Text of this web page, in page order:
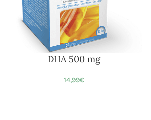
DHA 500 mg
14,99€